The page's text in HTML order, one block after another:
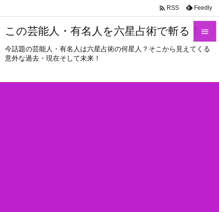
この芸能人・有名人を六星占術で斬る！
今話題の芸能人・有名人は六星占術の何星人？そこから見えてくる
意外な過去・現在そして未来！


 RSS Feedly